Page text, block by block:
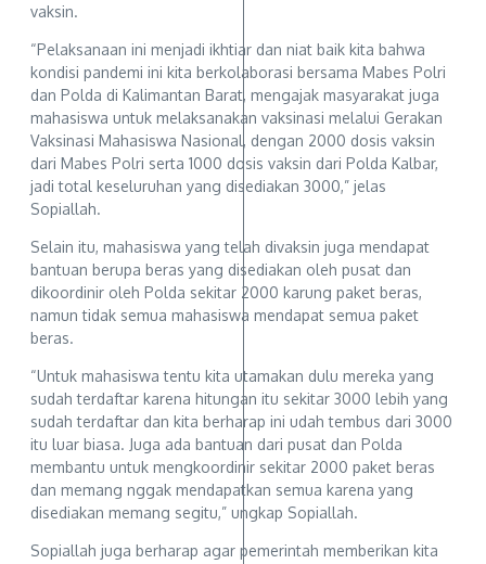
vaksin.
“Pelaksanaan ini menjadi ikhtiar dan niat baik kita bahwa
kondisi pandemi ini kita berkolaborasi bersama Mabes Polri
dan Polda di Kalimantan Barat, mengajak masyarakat juga
mahasiswa untuk melaksanakan vaksinasi melalui Gerakan
Vaksinasi Mahasiswa Nasional, dengan 2000 dosis vaksin
dari Mabes Polri serta 1000 dosis vaksin dari Polda Kalbar,
jadi total keseluruhan yang disediakan 3000,” jelas
Sopiallah.
Selain itu, mahasiswa yang telah divaksin juga mendapat
bantuan berupa beras yang disediakan oleh pusat dan
dikoordinir oleh Polda sekitar 2000 karung paket beras,
namun tidak semua mahasiswa mendapat semua paket
beras.
“Untuk mahasiswa tentu kita utamakan dulu mereka yang
sudah terdaftar karena hitungan itu sekitar 3000 lebih yang
sudah terdaftar dan kita berharap ini udah tembus dari 3000
itu luar biasa. Juga ada bantuan dari pusat dan Polda
membantu untuk mengkoordinir sekitar 2000 paket beras
dan memang nggak mendapatkan semua karena yang
disediakan memang segitu,” ungkap Sopiallah.
Sopiallah juga berharap agar pemerintah memberikan kita